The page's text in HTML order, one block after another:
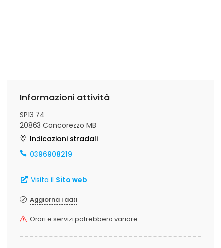
Informazioni attività
SP13 74
20863 Concorezzo MB
Indicazioni stradali
0396908219
Visita il Sito web
Aggiorna i dati
Orari e servizi potrebbero variare